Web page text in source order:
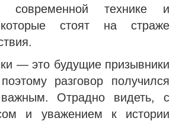
технике и
стоят на страже
— это будущие призывники
разговор получился
Отрадно видеть, с
и уважением к истории